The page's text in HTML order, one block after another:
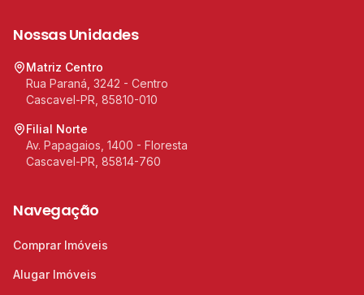
Nossas Unidades
Matriz Centro
Rua Paraná, 3242 - Centro
Cascavel-PR, 85810-010
Filial Norte
Av. Papagaios, 1400 - Floresta
Cascavel-PR, 85814-760
Navegação
Comprar Imóveis
Alugar Imóveis